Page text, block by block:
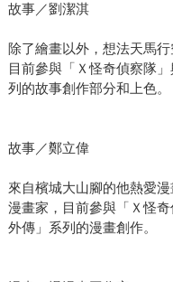
故事／劉潔淇
除了繪畫以外，想法天馬
目前參與「Ｘ怪奇偵察隊
列的故事創作部分和上色。
故事／鄭立偉
來自檳城大山腳的他熱愛
漫畫家，目前參與「Ｘ怪
外傳」系列的漫畫創作。